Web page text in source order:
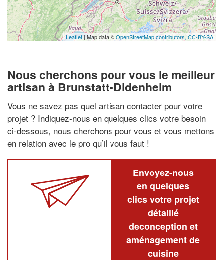
Leaflet | Map data ©OpenStreetMap contributors, CC-BY-SA
Nous cherchons pour vous le meilleur
artisan à Brunstatt-Didenheim
Vous ne savez pas quel artisan contacter pour votre
projet ? Indiquez-nous en quelques clics votre besoin
ci-dessous, nous cherchons pour vous et vous mettons
en relation avec le pro qu’il vous faut !
Envoyez-nous
en quelques
clics votre projet
détaillé
deconception et
aménagement de
cuisine